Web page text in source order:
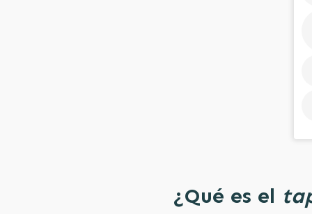
¿Qué es el